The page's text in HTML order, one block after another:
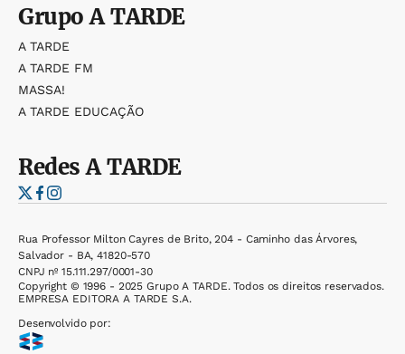
GrupoA TARDE
A TARDE
A TARDE FM
MASSA!
A TARDE EDUCAÇÃO
RedesA TARDE
Rua Professor Milton Cayres de Brito, 204 - Caminho das Árvores,
Salvador - BA, 41820-570
CNPJ nº 15.111.297/0001-30
Copyright © 1996 - 2025 Grupo A TARDE. Todos os direitos reservados.
EMPRESA EDITORA A TARDE S.A.
Desenvolvido por: